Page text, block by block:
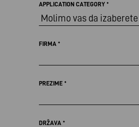
APPLICATION CATEGORY *
FIRMA *
PREZIME *
DRŽAVA *